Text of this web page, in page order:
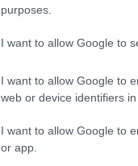
purposes.
I want to allow Google to
I want to allow Google to
web or device identifiers in
I want to allow Google to
or app.